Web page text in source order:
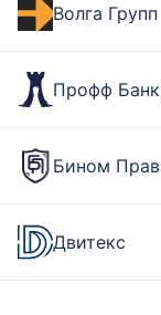
Волга Групп
Профф
Бином
Двитекс